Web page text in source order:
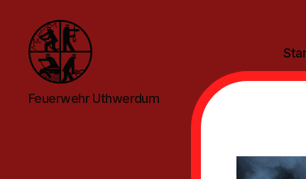
Feuerwehr
Uthwerdum
Feuerwehr Uthwerdum